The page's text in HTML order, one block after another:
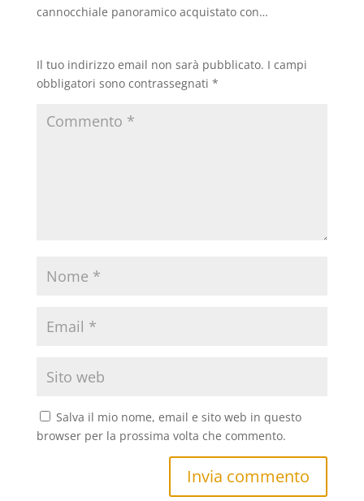
cannocchiale panoramico acquistato con…
Il tuo indirizzo email non sarà pubblicato. I campi
obbligatori sono contrassegnati *
Salva il mio nome, email e sito web in questo
browser per la prossima volta che commento.
Invia commento